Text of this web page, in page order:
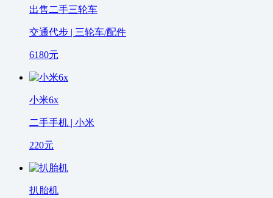
出售二手三轮车
交通代步 | 三轮车/配件
6180元
小米6x
二手手机 | 小米
220元
扒胎机